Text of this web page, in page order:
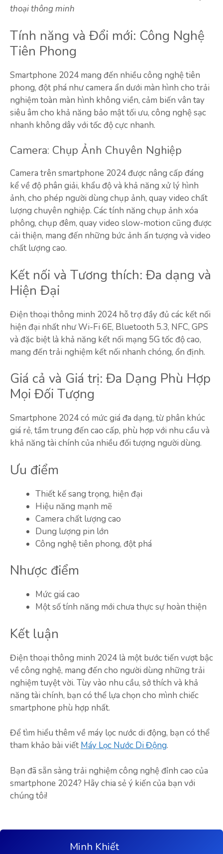
thoại thông minh
Tính năng và Đổi mới: Công Nghệ
Tiên Phong
Smartphone 2024 mang đến nhiều công nghệ tiên
phong, đột phá như camera ẩn dưới màn hình cho trải
nghiệm toàn màn hình không viền, cảm biến vân tay
siêu âm cho khả năng bảo mật tối ưu, công nghệ sạc
nhanh không dây với tốc độ cực nhanh.
Camera: Chụp Ảnh Chuyên Nghiệp
Camera trên smartphone 2024 được nâng cấp đáng
kể về độ phân giải, khẩu độ và khả năng xử lý hình
ảnh, cho phép người dùng chụp ảnh, quay video chất
lượng chuyên nghiệp. Các tính năng chụp ảnh xóa
phông, chụp đêm, quay video slow-motion cũng được
cải thiện, mang đến những bức ảnh ấn tượng và video
chất lượng cao.
Kết nối và Tương thích: Đa dạng và
Hiện Đại
Điện thoại thông minh 2024 hỗ trợ đầy đủ các kết nối
hiện đại nhất như Wi-Fi 6E, Bluetooth 5.3, NFC, GPS
và đặc biệt là khả năng kết nối mạng 5G tốc độ cao,
mang đến trải nghiệm kết nối nhanh chóng, ổn định.
Giá cả và Giá trị: Đa Dạng Phù Hợp
Mọi Đối Tượng
Smartphone 2024 có mức giá đa dạng, từ phân khúc
giá rẻ, tầm trung đến cao cấp, phù hợp với nhu cầu và
khả năng tài chính của nhiều đối tượng người dùng.
Ưu điểm
Thiết kế sang trọng, hiện đại
Hiệu năng mạnh mẽ
Camera chất lượng cao
Dung lượng pin lớn
Công nghệ tiên phong, đột phá
Nhược điểm
Mức giá cao
Một số tính năng mới chưa thực sự hoàn thiện
Kết luận
Điện thoại thông minh 2024 là một bước tiến vượt bậc
về công nghệ, mang đến cho người dùng những trải
nghiệm tuyệt vời. Tùy vào nhu cầu, sở thích và khả
năng tài chính, bạn có thể lựa chọn cho mình chiếc
smartphone phù hợp nhất.
Để tìm hiểu thêm về máy lọc nước di động, bạn có thể
tham khảo bài viết Máy Lọc Nước Di Động.
Bạn đã sẵn sàng trải nghiệm công nghệ đỉnh cao của
smartphone 2024? Hãy chia sẻ ý kiến của bạn với
chúng tôi!
Minh Khiết